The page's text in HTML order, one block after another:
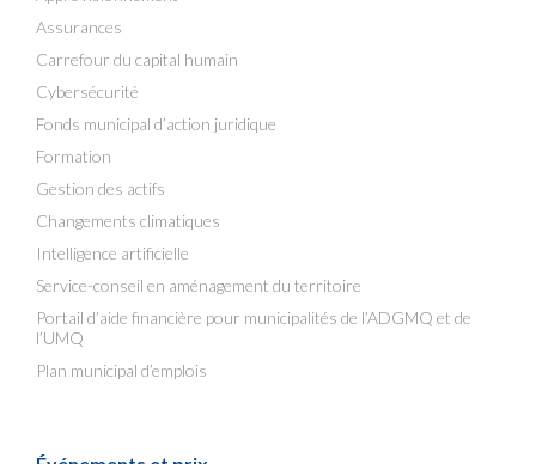
Assurances
Carrefour du capital humain
Cybersécurité
Fonds municipal d’action juridique
Formation
Gestion des actifs
Changements climatiques
Intelligence artificielle
Service-conseil en aménagement du territoire
Portail d’aide financière pour municipalités de l’ADGMQ et de
l’UMQ
Plan municipal d’emplois